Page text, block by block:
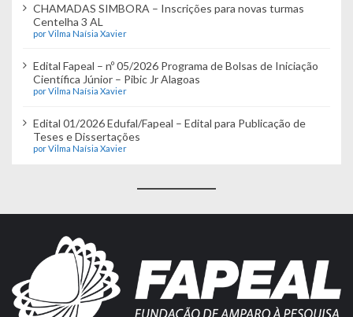
CHAMADAS SIMBORA – Inscrições para novas turmas
Centelha 3 AL
por Vilma Naísia Xavier
Edital Fapeal – nº 05/2026 Programa de Bolsas de Iniciação
Científica Júnior – Pibic Jr Alagoas
por Vilma Naísia Xavier
Edital 01/2026 Edufal/Fapeal – Edital para Publicação de
Teses e Dissertações
por Vilma Naísia Xavier